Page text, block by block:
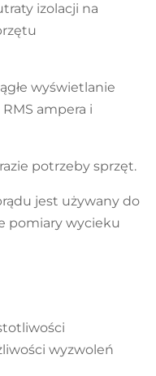
izolacji na
wyświetlanie
ampera i
potrzeby sprzęt.
jest używany do
pomiary wycieku
wyzwoleń